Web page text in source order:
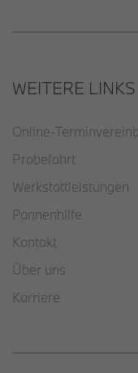
WEITERE LINKS
Online-
Probefahrt
Werkstattleistungen
Pannenhilfe
Kontakt
Über uns
Karriere